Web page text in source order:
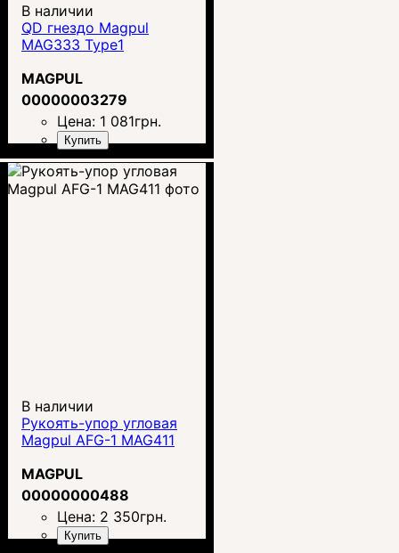
В наличии
QD гнездо Magpul
MAG333 Type1
MAGPUL
00000003279
Цена: 1 081грн.
Купить
В наличии
Рукоять-упор угловая
Magpul AFG-1 MAG411
MAGPUL
00000000488
Цена: 2 350грн.
Купить